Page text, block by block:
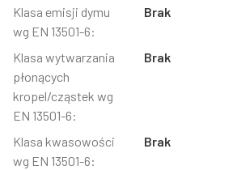
Klasa emisji dymu
wg EN 13501-6:
Brak
Klasa wytwarzania
płonących
kropel/cząstek wg
EN 13501-6:
Brak
Klasa kwasowości
wg EN 13501-6:
Brak